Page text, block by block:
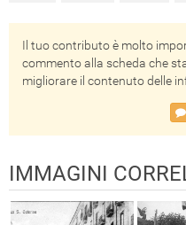
Il tuo contributo è molto
commento alla scheda che
migliorare il contenuto delle
IMMAGINI